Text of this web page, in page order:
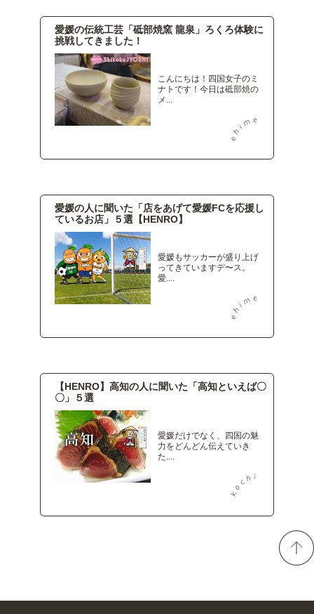
愛媛の伝統工芸「砥部焼窯 龍泉」ろくろ体験に
挑戦してきました！
こんにちは！四国女子のミ
ナトです！今日は砥部焼の
メ...
愛媛の人に聞いた「店をあげて愛媛FCを応援し
ているお店」５選【HENRO】
愛媛もサッカーが盛り上げ
ってきていますデ〜ス。
愛....
【HENRO】高知の人に聞いた「高知といえば〇
〇」５選
愛媛だけでなく、四国の魅
力をどんどん伝えていき
た....